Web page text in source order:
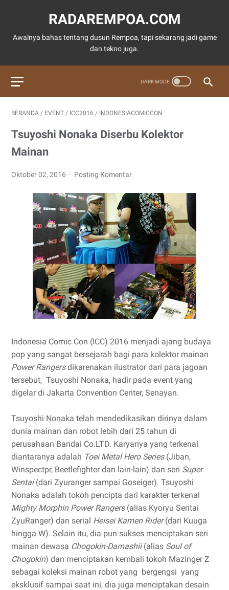
RADAREMPOA.COM
Awalnya bahas tentang dusun Rempoa, tapi sekarang jadi game
dan tekno juga.
BERANDA / EVENT / ICC2016 / INDONESIACOMICCON
Tsuyoshi Nonaka Diserbu Kolektor
Mainan
Oktober 02, 2016 Posting Komentar
Indonesia Comic Con (ICC) 2016 menjadi ajang budaya
pop yang sangat bersejarah bagi para kolektor mainan
Power Rangersdikarenakan ilustrator dari para jagoan
tersebut, Tsuyoshi Nonaka, hadir pada event yang
digelar di Jakarta Convention Center, Senayan.
Tsuyoshi Nonaka telah mendedikasikan dirinya dalam
dunia mainan dan robot lebih dari 25 tahun di
perusahaan Bandai Co.LTD. Karyanya yang terkenal
diantaranya adalah Toei Metal Hero Series(Jiban,
Winspectpr, Beetlefighter dan lain-lain) dan seri Super
Sentai(dari Zyuranger sampai Goseiger). Tsuyoshi
Nonaka adalah tokoh pencipta dari karakter terkenal
Mighty Morphin Power Rangers(alias Kyoryu Sentai
ZyuRanger) dan serial Heisei Kamen Rider(dari Kuuga
hingga W). Selain itu, dia pun sukses menciptakan seri
mainan dewasa Chogokin-Damashii(alias Soul of
Chogokin) dan menciptakan kembali tokoh Mazinger Z
sebagai koleksi mainan robot yang bergengsi yang
eksklusif sampai saat ini, dia juga menciptakan desain